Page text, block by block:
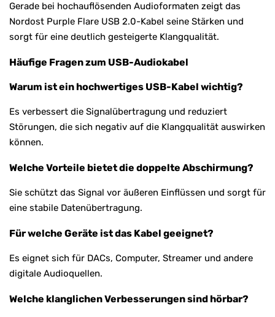
Gerade bei hochauflösenden Audioformaten zeigt das
Nordost Purple Flare USB 2.0-Kabel seine Stärken und
sorgt für eine deutlich gesteigerte Klangqualität.
Häufige Fragen zum USB-Audiokabel
Warum ist ein hochwertiges USB-Kabel wichtig?
Es verbessert die Signalübertragung und reduziert
Störungen, die sich negativ auf die Klangqualität auswirken
können.
Welche Vorteile bietet die doppelte Abschirmung?
Sie schützt das Signal vor äußeren Einflüssen und sorgt für
eine stabile Datenübertragung.
Für welche Geräte ist das Kabel geeignet?
Es eignet sich für DACs, Computer, Streamer und andere
digitale Audioquellen.
Welche klanglichen Verbesserungen sind hörbar?